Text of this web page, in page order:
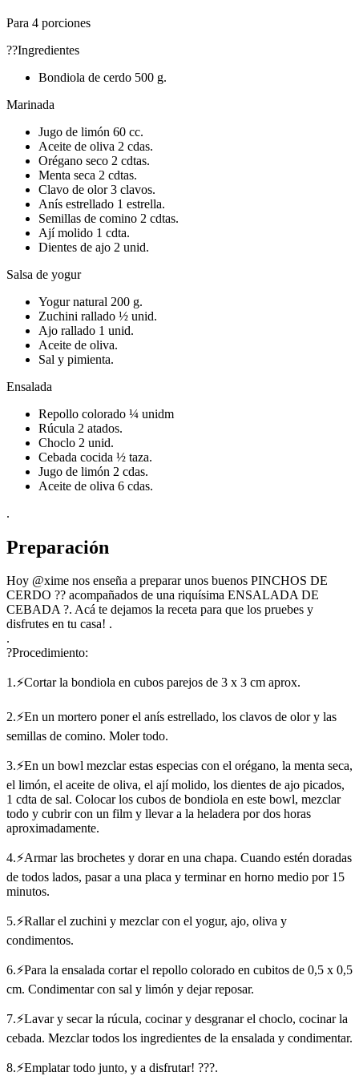
Para 4 porciones
??Ingredientes
Bondiola de cerdo 500 g.
Marinada
Jugo de limón 60 cc.
Aceite de oliva 2 cdas.
Orégano seco 2 cdtas.
Menta seca 2 cdtas.
Clavo de olor 3 clavos.
Anís estrellado 1 estrella.
Semillas de comino 2 cdtas.
Ají molido 1 cdta.
Dientes de ajo 2 unid.
Salsa de yogur
Yogur natural 200 g.
Zuchini rallado ½ unid.
Ajo rallado 1 unid.
Aceite de oliva.
Sal y pimienta.
Ensalada
Repollo colorado ¼ unidm
Rúcula 2 atados.
Choclo 2 unid.
Cebada cocida ½ taza.
Jugo de limón 2 cdas.
Aceite de oliva 6 cdas.
.
Preparación
Hoy @xime nos enseña a preparar unos buenos PINCHOS DE
CERDO ?? acompañados de una riquísima ENSALADA DE
CEBADA ?. Acá te dejamos la receta para que los pruebes y
disfrutes en tu casa! .
.
?Procedimiento:
1.⚡Cortar la bondiola en cubos parejos de 3 x 3 cm aprox.
2.⚡En un mortero poner el anís estrellado, los clavos de olor y las
semillas de comino. Moler todo.
3.⚡En un bowl mezclar estas especias con el orégano, la menta seca,
el limón, el aceite de oliva, el ají molido, los dientes de ajo picados,
1 cdta de sal. Colocar los cubos de bondiola en este bowl, mezclar
todo y cubrir con un film y llevar a la heladera por dos horas
aproximadamente.
4.⚡Armar las brochetes y dorar en una chapa. Cuando estén doradas
de todos lados, pasar a una placa y terminar en horno medio por 15
minutos.
5.⚡Rallar el zuchini y mezclar con el yogur, ajo, oliva y
condimentos.
6.⚡Para la ensalada cortar el repollo colorado en cubitos de 0,5 x 0,5
cm. Condimentar con sal y limón y dejar reposar.
7.⚡Lavar y secar la rúcula, cocinar y desgranar el choclo, cocinar la
cebada. Mezclar todos los ingredientes de la ensalada y condimentar.
8.⚡Emplatar todo junto, y a disfrutar! ???.